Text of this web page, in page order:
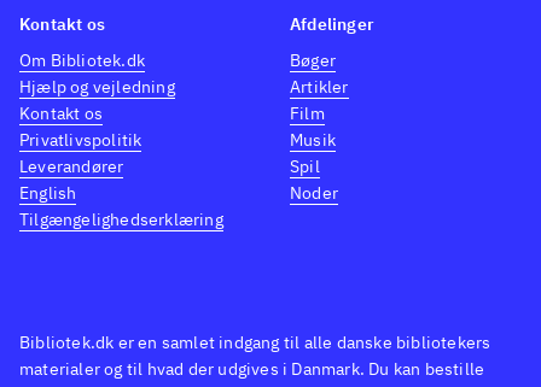
Bibliotek.dk er en samlet indgang til alle danske bibliotekers
materialer og til hvad der udgives i Danmark. Du kan bestille
Kontakt os
Om Bibliotek.dk
Hjælp og vejledning
Kontakt os
Privatlivspolitik
Leverandører
English
Tilgængelighedserklæring
Afdelinger
Bøger
Artikler
Film
Musik
Spil
Noder